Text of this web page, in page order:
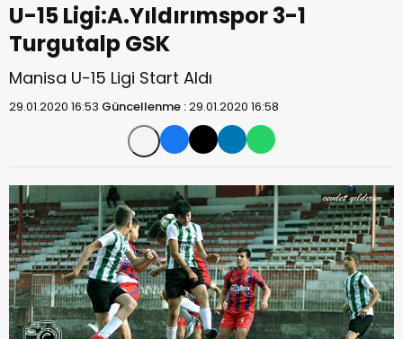
U-15 Ligi:A.Yıldırımspor 3-1
Turgutalp GSK
Manisa U-15 Ligi Start Aldı
29.01.2020 16:53 Güncellenme :29.01.2020 16:58